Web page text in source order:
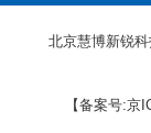
北京慧博新锐
【备案号:京